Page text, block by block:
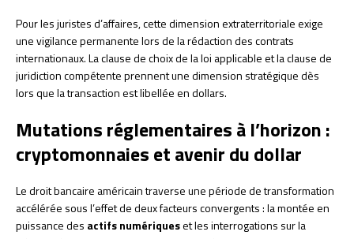
Pour les juristes d’affaires, cette dimension extraterritoriale exige
une vigilance permanente lors de la rédaction des contrats
internationaux. La clause de choix de la loi applicable et la clause de
juridiction compétente prennent une dimension stratégique dès
lors que la transaction est libellée en dollars.
Mutations réglementaires à l’horizon :
cryptomonnaies et avenir du dollar
Le droit bancaire américain traverse une période de transformation
accélérée sous l’effet de deux facteurs convergents : la montée en
puissance des actifs numériqueset les interrogations sur la